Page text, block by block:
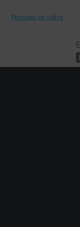
Реклама на сайте